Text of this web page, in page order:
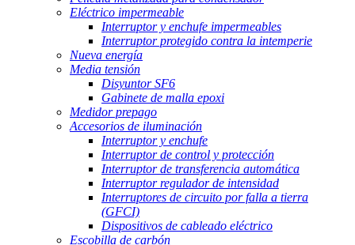
Eléctrico impermeable
Interruptor y enchufe impermeables
Interruptor protegido contra la intemperie
Nueva energía
Media tensión
Disyuntor SF6
Gabinete de malla epoxi
Medidor prepago
Accesorios de iluminación
Interruptor y enchufe
Interruptor de control y protección
Interruptor de transferencia automática
Interruptor regulador de intensidad
Interruptores de circuito por falla a tierra
(GFCI)
Dispositivos de cableado eléctrico
Escobilla de carbón